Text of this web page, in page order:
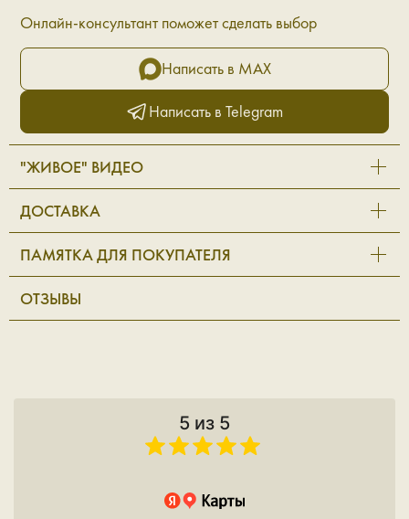
Онлайн-консультант поможет сделать выбор
Написать в MAX
Написать в Telegram
"ЖИВОЕ" ВИДЕО
ДОСТАВКА
ПАМЯТКА ДЛЯ ПОКУПАТЕЛЯ
ОТЗЫВЫ
5 из 5